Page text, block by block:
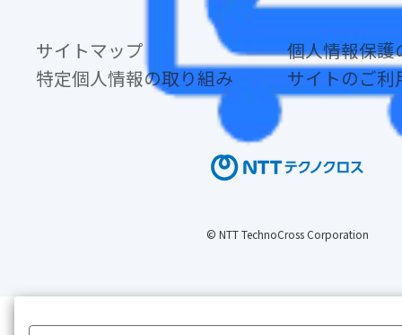
サイトマップ
個人情報保護
特定個人情報の取り組み
サイトのご利
© NTT TechnoCross Corporation